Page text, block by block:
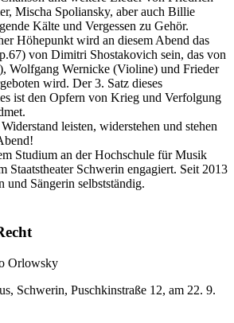
Mischa Spoliansky, aber auch Billie
Kälte und Vergessen zu Gehör.
Höhepunkt wird an diesem Abend das
von Dimitri Shostakovich sein, das von
Wolfgang Wernicke (Violine) und Frieder
wird. Der 3. Satz dieses
ist den Opfern von Krieg und Verfolgung
leisten, widerstehen und stehen
Studium an der Hochschule für Musik
Staatstheater Schwerin engagiert. Seit 2013
und Sängerin selbstständig.
Orlowsky
Schwerin, Puschkinstraße 12, am 22. 9.